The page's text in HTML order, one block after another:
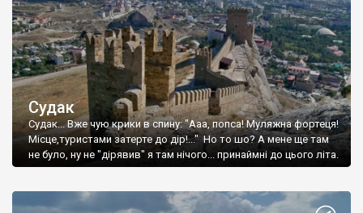
Судак
Судак... Вже чую крики в спину: "Ааа, попса! Муляжна фортеця!
Місце,туристами затерте до дір!..." Но то шо? А мене ще там
не було, ну не "дірявив" я там нічого... принаймні до цього літа.